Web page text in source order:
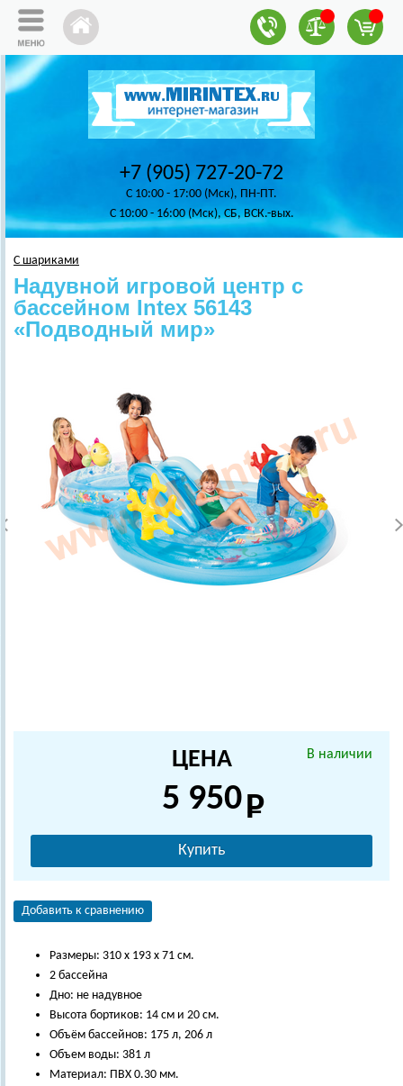
+7 (905) 727-20-72
C 10:00 - 17:00 (Мск), ПН-ПТ.
C 10:00 - 16:00 (Мск), СБ, ВСК.-вых.
С шариками
Надувной игровой центр с
бассейном Intex 56143
«Подводный мир»
В наличии
ЦЕНА
5 950
Купить
Добавить к сравнению
Размеры: 310 х 193 х 71 см.
2 бассейна
Дно: не надувное
Высота бортиков: 14 см и 20 см.
Объём бассейнов: 175 л, 206 л
Объем воды: 381 л
Материал: ПВХ 0.30 мм.